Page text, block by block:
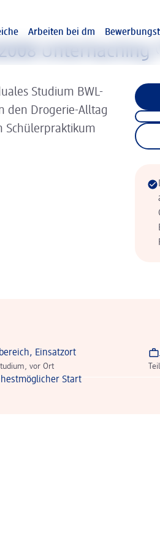
Arbeiten bei dm
Unterhaching
Studium BWL-
den Drogerie-Alltag
Schülerpraktikum
Einsatzort
vor Ort
Start